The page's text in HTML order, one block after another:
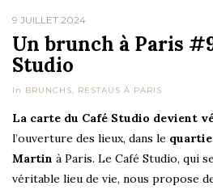
9 JUILLET 2024
Un brunch à Paris
Studio
In BRUNCHS, RESTAUS À PARIS
La carte du Café Studio devient
l’ouverture des lieux, dans le
Martin à Paris. Le Café Studio, qui
véritable lieu de vie, nous propose